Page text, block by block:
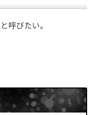
呼びたい。